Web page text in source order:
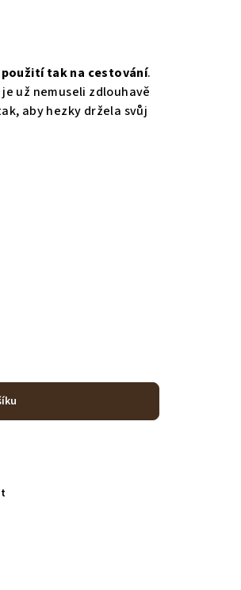
tak na cestování.
už nemuseli zdlouhavě
aby hezky držela svůj